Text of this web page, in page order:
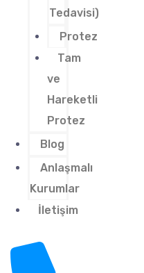
Tedavisi)
Protez
Tam
ve
Hareketli
Protez
Blog
Anlaşmalı
Kurumlar
İletişim